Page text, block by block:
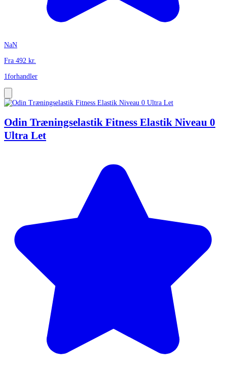
NaN
Fra 492 kr.
1 forhandler
Odin Træningselastik Fitness Elastik Niveau 0
Ultra Let